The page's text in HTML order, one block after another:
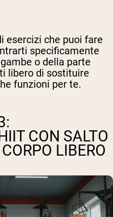
esercizi che puoi fare
specificamente
o della parte
libero di sostituire
funzioni per te.
CON SALTO
LIBERO